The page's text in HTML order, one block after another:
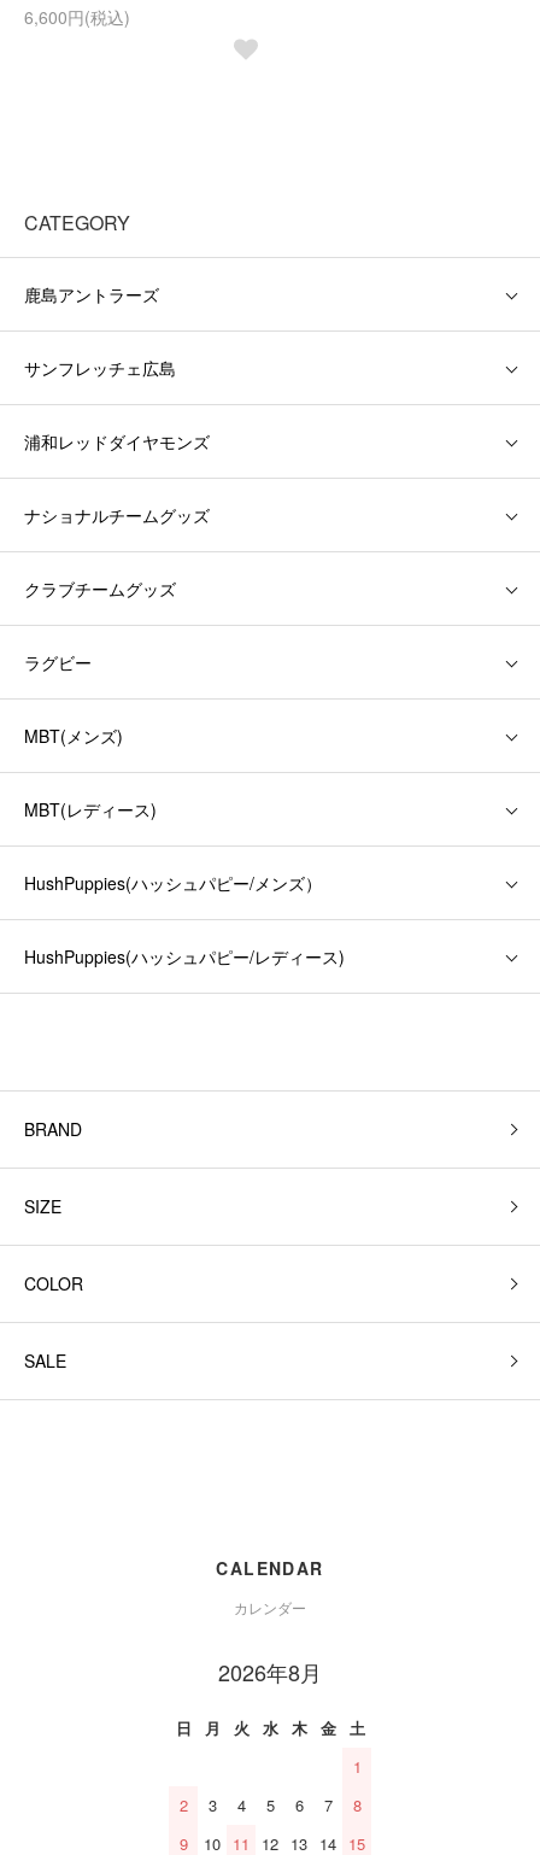
6,600円(税込)
CATEGORY
鹿島アントラーズ
サンフレッチェ広島
浦和レッドダイヤモンズ
ナショナルチームグッズ
クラブチームグッズ
ラグビー
MBT(メンズ)
MBT(レディース)
HushPuppies(ハッシュパピー/メンズ）
HushPuppies(ハッシュパピー/レディース)
BRAND
SIZE
COLOR
SALE
CALENDAR
カレンダー
2026年8月
日 月 火 水 木 金
土
1
2
3 4 5 6 7
8
9
10 11 12 13 14 15